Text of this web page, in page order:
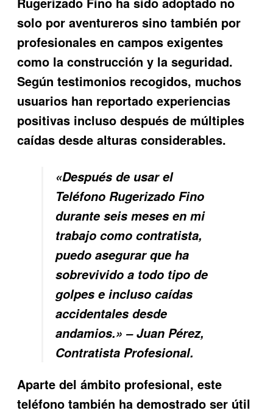
solo por aventureros sino también por
profesionales en campos exigentes
como la construcción y la seguridad.
Según testimonios recogidos, muchos
usuarios han reportado experiencias
positivas incluso después de múltiples
caídas desde alturas considerables.
«Después de usar el
Teléfono Rugerizado Fino
durante seis meses en mi
trabajo como contratista,
puedo asegurar que ha
sobrevivido a todo tipo de
golpes e incluso caídas
accidentales desde
andamios.» – Juan Pérez,
Contratista Profesional.
Aparte del ámbito profesional, este
teléfono también ha demostrado ser útil